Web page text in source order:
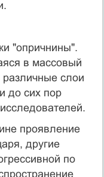
"опричнины".
в массовый
слои
до сих пор
проявление
другие
по